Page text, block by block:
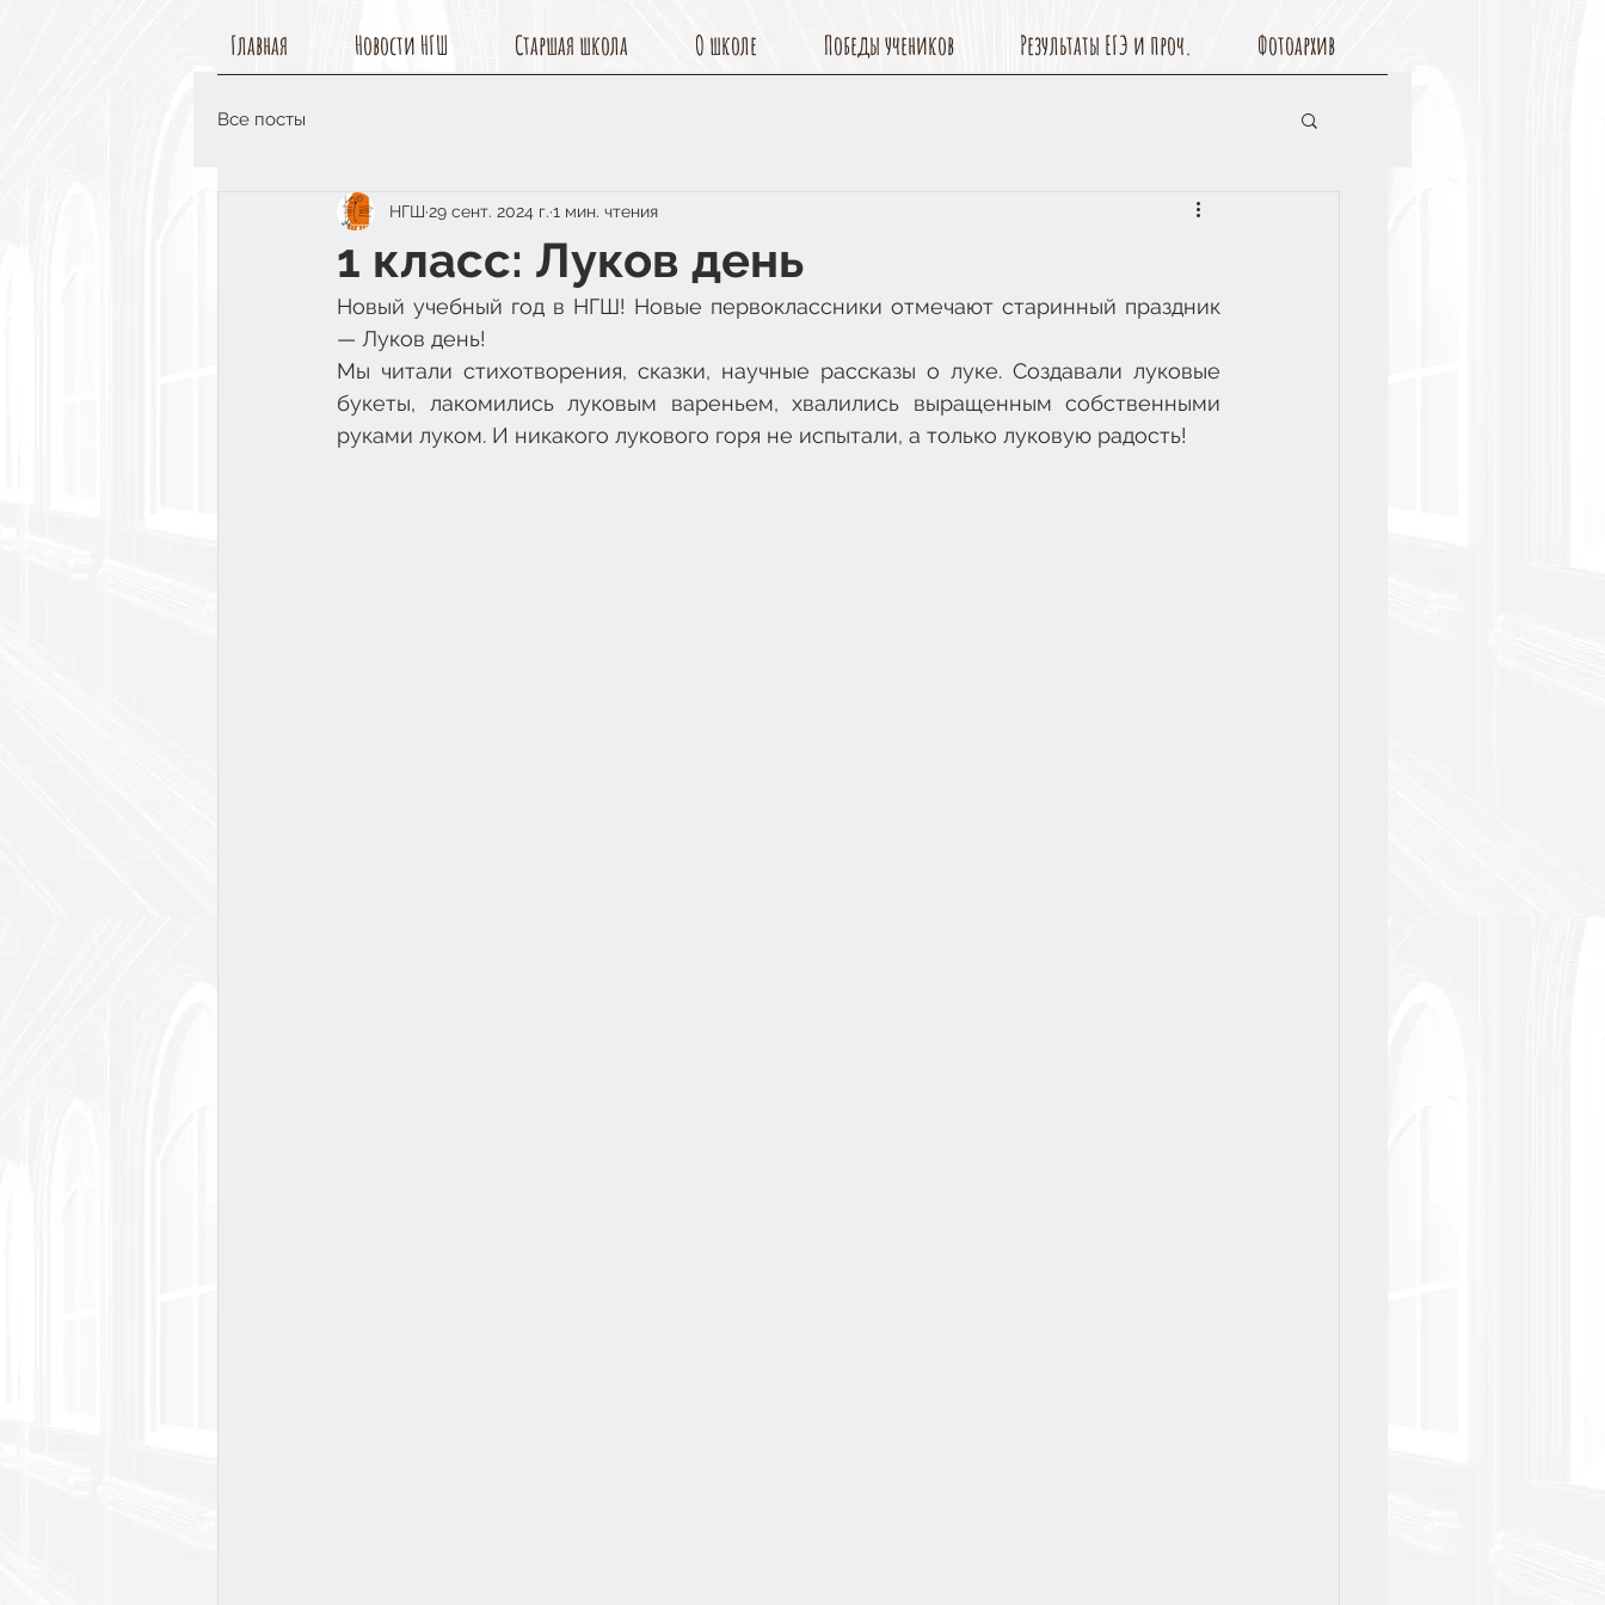
Главная Новости НГШ Старшая школа О школе Победы учеников Результаты ЕГЭ и проч. Фотоархив
Все посты
1 класс: Луков день
НГШ 29 сент. 2024 г. 1 мин. чтения
Новый учебный год в НГШ! Новые первоклассники отмечают старинный праздник
— Луков день!
Мы читали стихотворения, сказки, научные рассказы о луке. Создавали луковые
букеты, лакомились луковым вареньем, хвалились выращенным собственными
руками луком. И никакого лукового горя не испытали, а только луковую радость!